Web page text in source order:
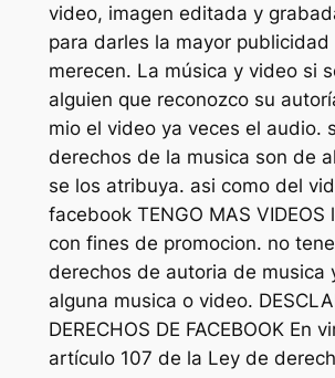
video, imagen editada y
para darles la mayor publicidad
merecen. La música y video si
alguien que reconozco su
mio el video ya veces el audio.
derechos de la musica son de
se los atribuya. asi como del
facebook TENGO MAS VIDEOS
con fines de promocion. no
derechos de autoria de musica
alguna musica o video.
DERECHOS DE FACEBOOK En
artículo 107 de la Ley de